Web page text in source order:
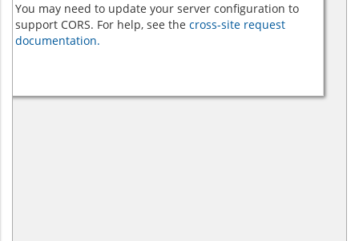
You may need to update your server configuration to
support CORS. For help, see the cross-site request
documentation.